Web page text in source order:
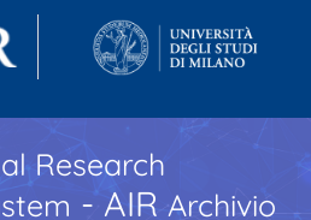
Research
- AIR Archivio